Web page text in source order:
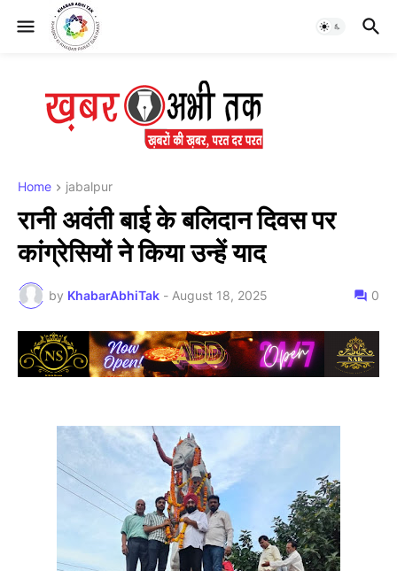
Home jabalpur
रानी अवंती बाई के बलिदान दिवस पर
कांग्रेसियों ने किया उन्हें याद
by KhabarAbhiTak - August 18, 2025 0